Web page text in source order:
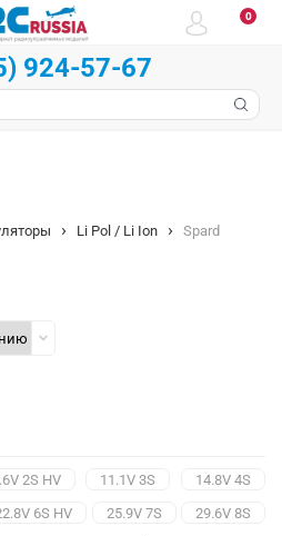
0
924-57-67
Li Pol / Li Ion Spard
2S HV 11.1V 3S
14.8V 4S
6S HV 25.9V 7S
29.6V 8S